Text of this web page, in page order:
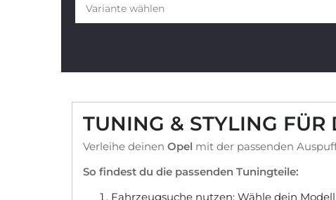
Variante wählen
TUNING & STYLING
Verleihe deinen Opel mit der passenden
So findest du die passenden Tuningteile:
Fahrzeugsuche nutzen: Wähle dein